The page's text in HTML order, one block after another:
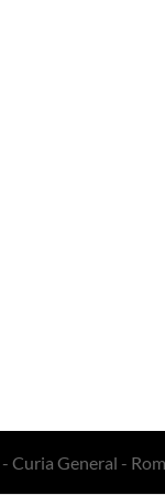
- Curia General -